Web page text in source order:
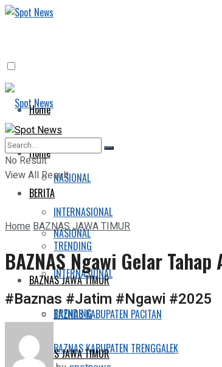
Home
BERITA
NASIONAL
INTERNASIONAL
TRENDING
BAZNAS JAWA TIMUR
BAZNAS KABUPATEN PACITAN
BAZNAS KABUPATEN TRENGGALEK
Home
BERITA
NASIONAL
INTERNASIONAL
TRENDING
BAZNAS JAWA TIMUR
No Result
View All Result
HomeBAZNAS JAWA TIMUR
BAZNAS Ngawi Gelar
#Baznas #Jatim #Ngawi #2025